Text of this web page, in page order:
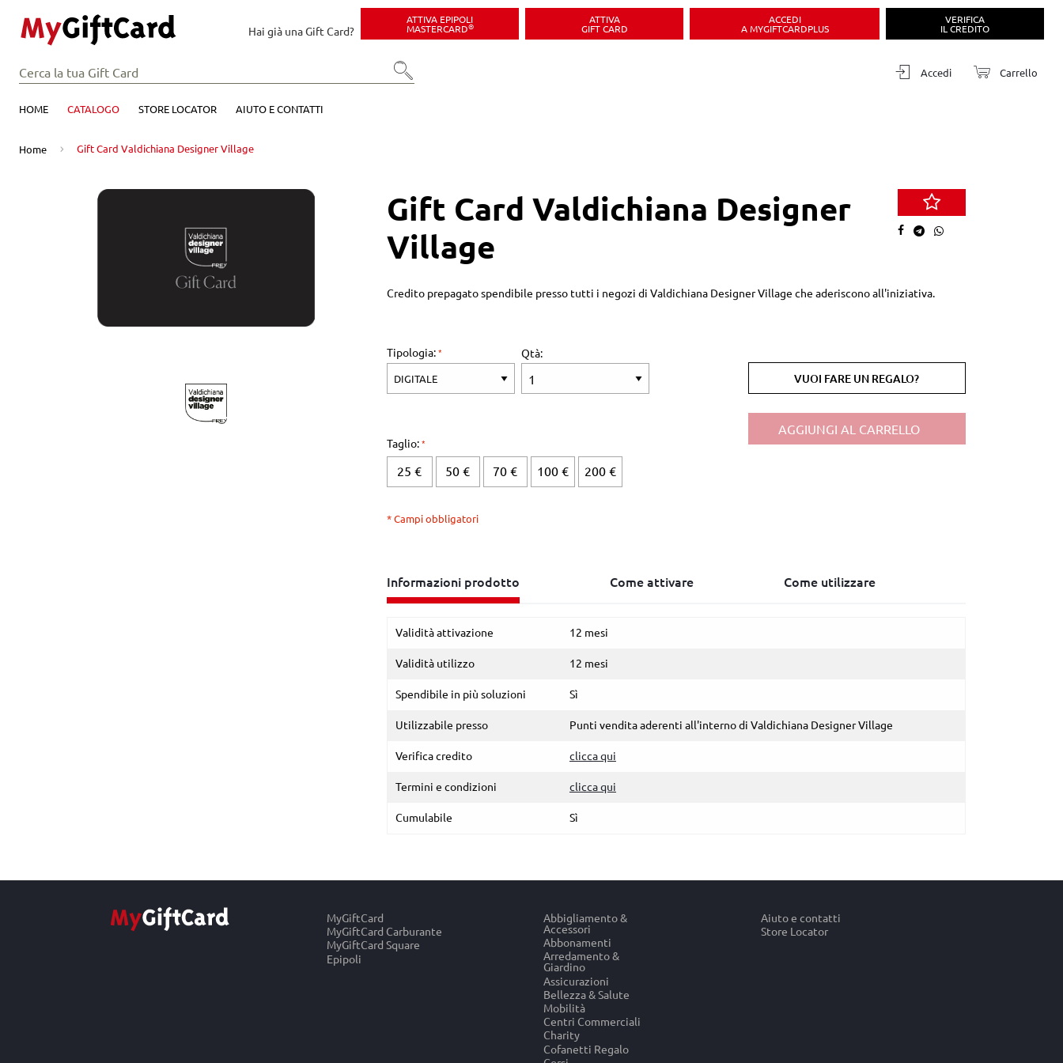
Hai già una Gift Card?
ATTIVA EPIPOLI
MASTERCARD®
ATTIVA
GIFT CARD
ACCEDI
A MYGIFTCARDPLUS
VERIFICA
IL CREDITO
Accedi Carrello
HOME CATALOGO STORE LOCATOR AIUTO E CONTATTI
Home Gift Card Valdichiana Designer Village
Gift Card Valdichiana Designer
Village
Credito prepagato spendibile presso tutti i negozi di Valdichiana Designer Village che aderiscono all'iniziativa.
Tipologia:
Taglio:
25 € 50 € 70 € 100 € 200 €
Qtà:
* Campi obbligatori
VUOI FARE UN REGALO?
AGGIUNGI AL CARRELLO
Informazioni prodotto Come attivare Come utilizzare
Validità attivazione 12 mesi
Validità utilizzo 12 mesi
Spendibile in più soluzioni Sì
Utilizzabile presso Punti vendita aderenti all'interno di Valdichiana Designer Village
Verifica credito clicca qui
Termini e condizioni clicca qui
Cumulabile Sì
MyGiftCard
MyGiftCard Carburante
MyGiftCard Square
Epipoli
Abbigliamento &
Accessori
Abbonamenti
Arredamento &
Giardino
Assicurazioni
Bellezza & Salute
Mobilità
Centri Commerciali
Charity
Cofanetti Regalo
Aiuto e contatti
Store Locator